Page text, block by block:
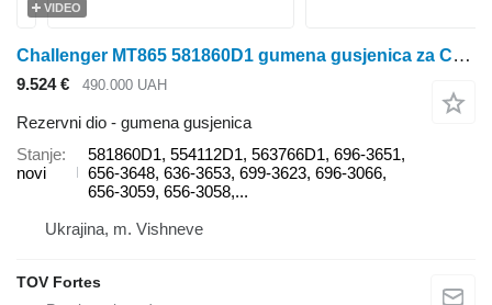
VIDEO
Challenger MT865 581860D1 gumena gusjenica za Caterpillar MT 865 traktora gusjeničara
9.524 € 490.000 UAH
Rezervni dio - gumena gusjenica
Stanje
novi
581860D1, 554112D1, 563766D1, 696-3651,
656-3648, 636-3653, 699-3623, 696-3066,
656-3059, 656-3058,...
Ukrajina, m. Vishneve
TOV Fortes